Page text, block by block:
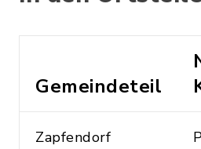
Gemeindeteil
Zapfendorf